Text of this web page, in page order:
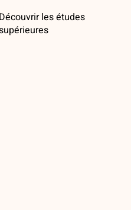
Découvrir les études